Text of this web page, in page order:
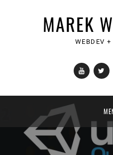
MAREK
WEBDEV +
YouTube
content